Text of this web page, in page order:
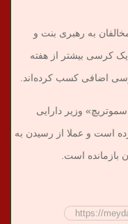
به رهبری بنت و
کرسی دارد که یک کرسی بیشتر از هفته
وزیر دارایی
به ۱.۳٪ سقوط کرده است و عملا از رسیدن به
است.
https://